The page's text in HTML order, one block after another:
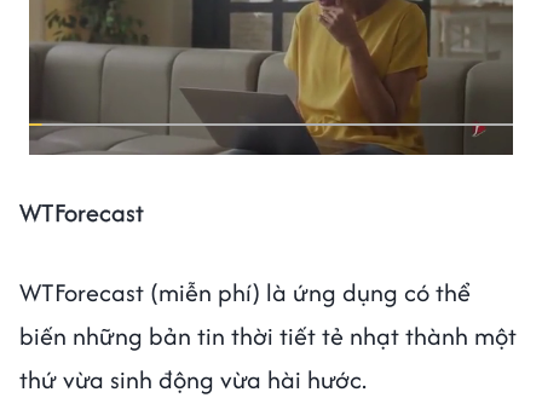
WTForecast
WTForecast (miễn phí) là ứng dụng có thể
biến những bản tin thời tiết tẻ nhạt thành một
thứ vừa sinh động vừa hài hước.